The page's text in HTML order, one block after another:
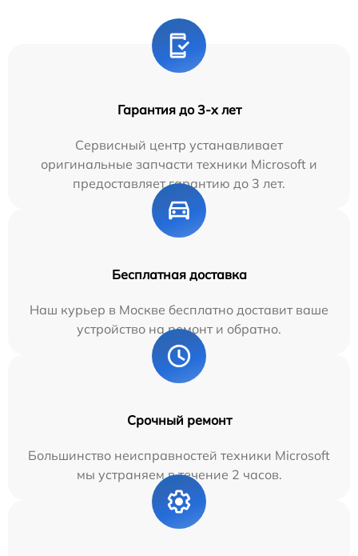
Гарантия до 3-х лет
Сервисный центр устанавливает
оригинальные запчасти техники Microsoft и
предоставляет гарантию до 3 лет.
Бесплатная доставка
Наш курьер в Москве бесплатно доставит ваше
устройство на ремонт и обратно.
Срочный ремонт
Большинство неисправностей техники Microsoft
мы устраняем в течение 2 часов.